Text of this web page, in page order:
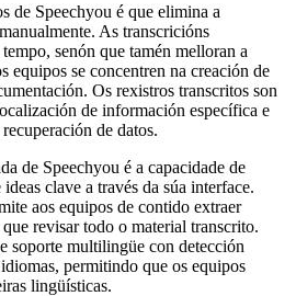
de Speechyou é que elimina a
As transcricións
senón que tamén melloran a
equipos se concentren na creación de
Os rexistros transcritos son
de información específica e
de datos.
de Speechyou é a capacidade de
clave a través da súa interface.
aos equipos de contido extraer
revisar todo o material transcrito.
soporte multilingüe con detección
permitindo que os equipos
lingüísticas.